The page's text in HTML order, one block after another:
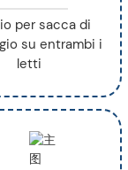
per sacca di
su entrambi i
letti